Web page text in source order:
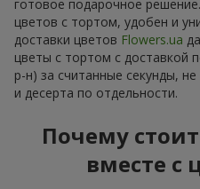
готовое подарочное
цветов с тортом, удобен и
доставки цветов Flowers.ua
цветы с тортом с доставкой
р-н) за считанные секунды,
и десерта по отдельности.
Почему
вместе с